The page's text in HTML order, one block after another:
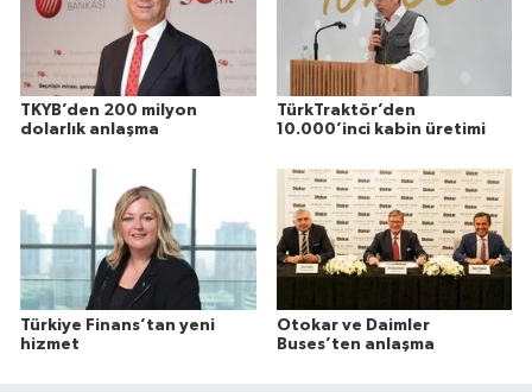
TKYB’den 200 milyon
dolarlık anlaşma
TürkTraktör’den
10.000’inci kabin üretimi
Türkiye Finans’tan yeni
hizmet
Otokar ve Daimler
Buses’ten anlaşma